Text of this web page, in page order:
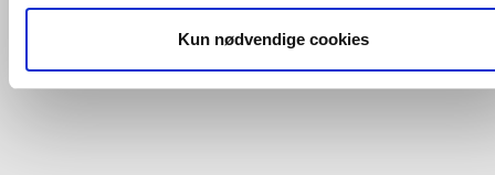
og fra nedenfor. Til enhver tid er det ligeledes muligt, at
dit samtykke, hvis du måtte ønske det.
Du kan se mere om, hvordan vi behandler dine
Kun nødvendige cookies